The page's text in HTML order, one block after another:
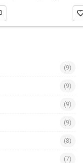
(9)
(9)
(9)
(9)
(8)
(7)